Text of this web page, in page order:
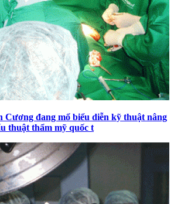
Cương đang mổ biểu diễn kỹ thuật nâng
thuật thẩm mỹ quốc t